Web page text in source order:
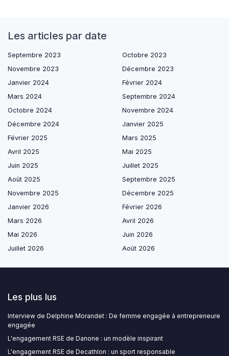
Les articles par date
Septembre 2023
Octobre 2023
Novembre 2023
Décembre 2023
Janvier 2024
Février 2024
Mars 2024
Septembre 2024
Octobre 2024
Novembre 2024
Décembre 2024
Janvier 2025
Février 2025
Mars 2025
Avril 2025
Mai 2025
Juin 2025
Juillet 2025
Août 2025
Septembre 2025
Novembre 2025
Décembre 2025
Janvier 2026
Février 2026
Mars 2026
Avril 2026
Mai 2026
Juin 2026
Juillet 2026
Août 2026
Les plus lus
Interview de Delphine Morandet : De femme engagée à entrepreneure
engagée
L'engagement RSE de Danone : un modèle inspirant
L'engagement RSE de Decathlon : un sport responsable